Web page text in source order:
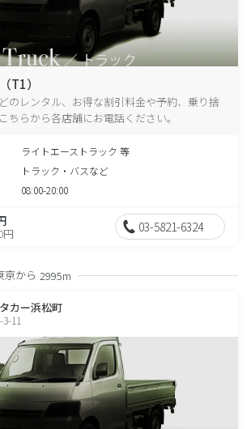
T1）
のレンタル、お得な割引料金や予約、乗り捨
ちらから各店舗にお電話ください。
ライトエーストラック 等
トラック・バスなど
08:00-20:00
円 03-5821-6324
京から 2995m
カー浜松町
11